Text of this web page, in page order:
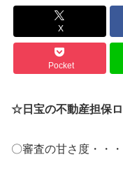
X
Pocket
☆日宝の不動産担保
〇審査の甘さ度・